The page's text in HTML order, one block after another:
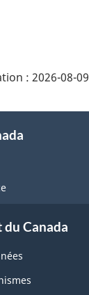
: 2026-08-09
Canada